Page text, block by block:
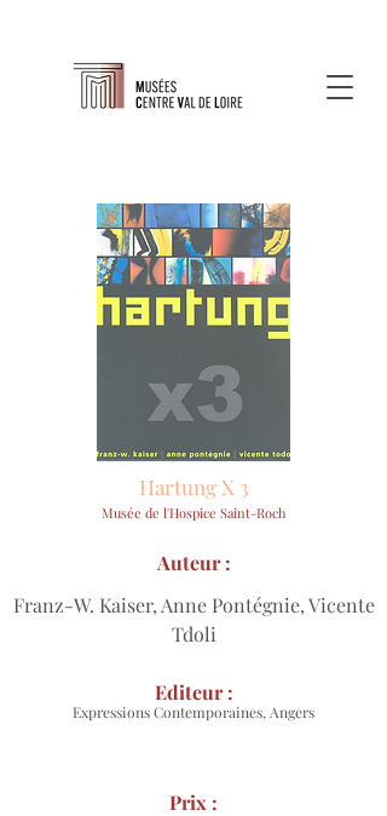
Hartung X 3
Musée de l'Hospice Saint-Roch
Franz-W. Kaiser, Anne Pontégnie, Vicente
Tdoli
Auteur :
Expressions Contemporaines, Angers
Editeur :
Prix :